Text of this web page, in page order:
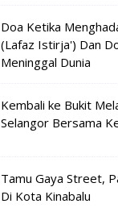
Doa Ketika
(Lafaz Istirja') Dan
Meninggal Dunia
Kembali ke Bukit
Selangor Bersama
Tamu Gaya Street,
Di Kota Kinabalu